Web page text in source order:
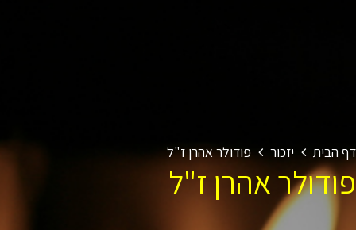
הבית יזכור פודולר אהרן ז"ל
אהרן ז"ל